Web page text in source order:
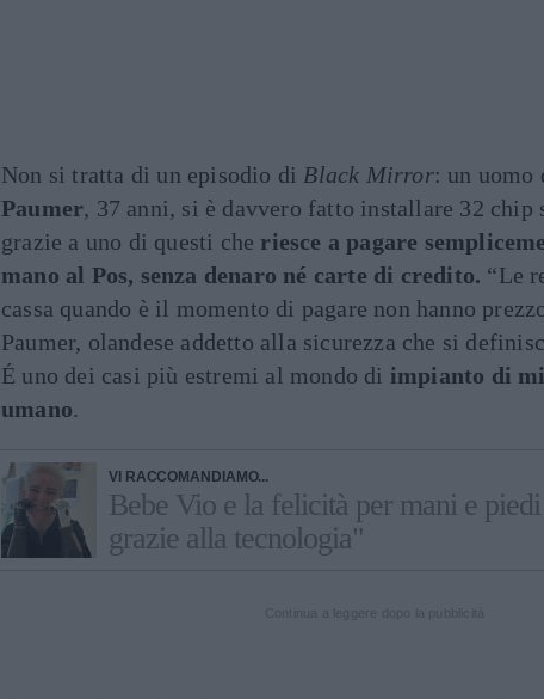
Non si tratta di un episodio di Black Mirror: un uomo
Paumer, 37 anni, si è davvero fatto installare 32 chip
grazie a uno di questi che riesce a pagare
mano al Pos, senza denaro né carte di credito. “Le
cassa quando è il momento di pagare non hanno
Paumer, olandese addetto alla sicurezza che si
É uno dei casi più estremi al mondo di impianto di
umano.
VI RACCOMANDIAMO...
Bebe Vio e la felicità per mani e
grazie alla tecnologia"